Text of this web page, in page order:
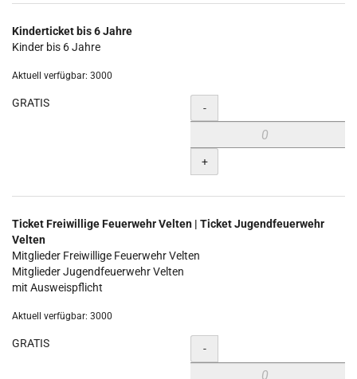
Kinderticket bis 6 Jahre
Kinder bis 6 Jahre
Aktuell verfügbar: 3000
GRATIS Menge
-
+
Ticket Freiwillige Feuerwehr Velten | Ticket Jugendfeuerwehr
Velten
Mitglieder Freiwillige Feuerwehr Velten
Mitglieder Jugendfeuerwehr Velten
mit Ausweispflicht
Aktuell verfügbar: 3000
GRATIS Menge
-